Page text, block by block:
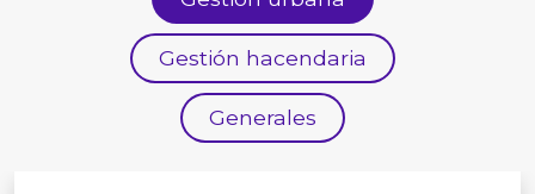
Gestión hacendaria
Generales